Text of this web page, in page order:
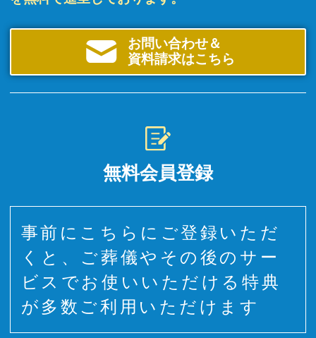
お問い合わせ＆
資料請求はこちら
無料会員登録
事前にこちらにご登録いただ
くと、ご葬儀やその後のサー
ビスでお使いいただける特典
が多数ご利用いただけます